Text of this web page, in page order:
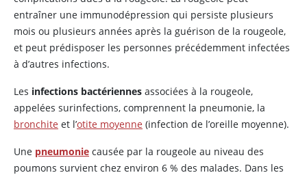
entraîner une immunodépression qui persiste plusieurs
mois ou plusieurs années après la guérison de la rougeole,
et peut prédisposer les personnes précédemment infectées
à d’autres infections.
Les infections bactériennes associées à la rougeole,
appelées surinfections, comprennent la pneumonie, la
bronchite et l’otite moyenne (infection de l’oreille moyenne).
Une pneumonie causée par la rougeole au niveau des
poumons survient chez environ 6 % des malades. Dans les